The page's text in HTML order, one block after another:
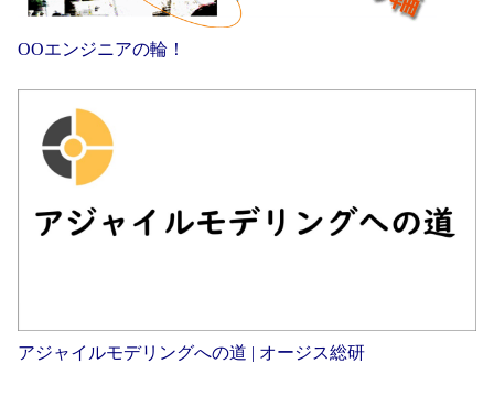
OOエンジニアの輪！
アジャイルモデリングへの道 | オージス総研